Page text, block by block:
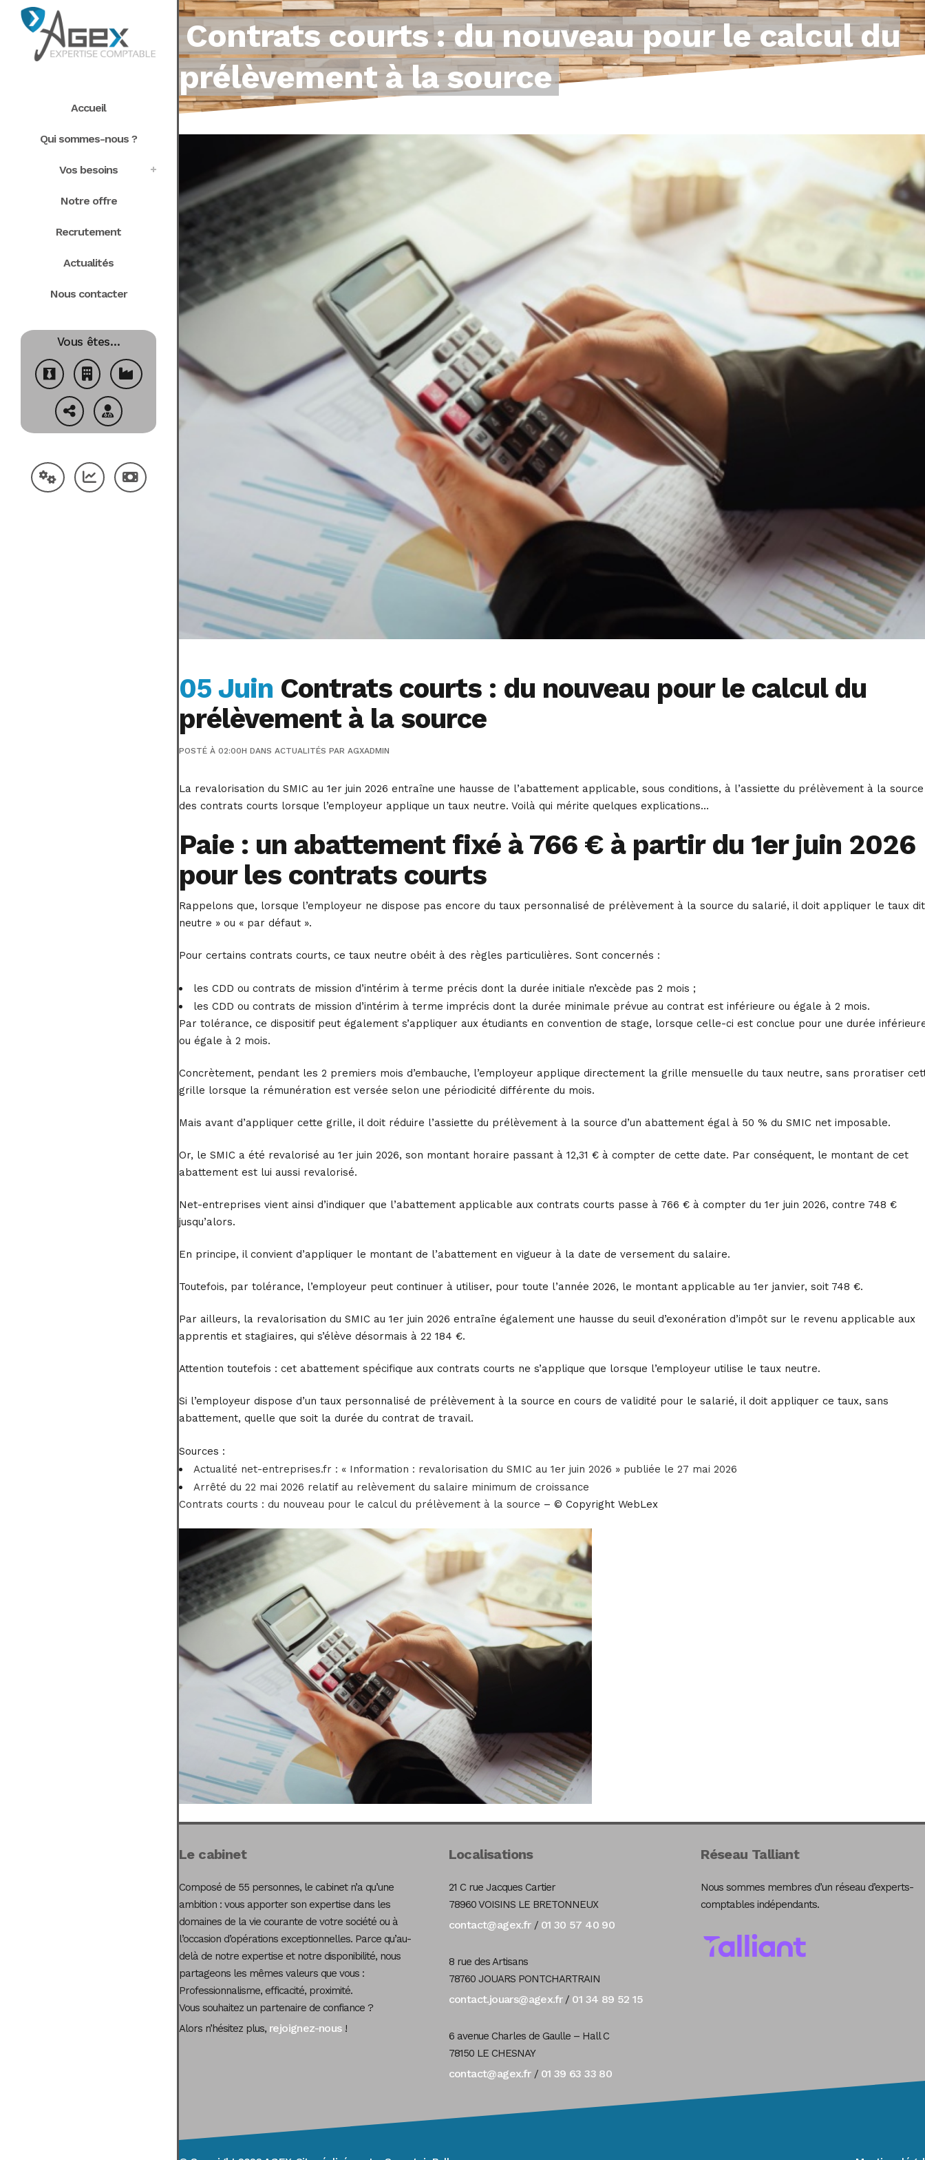
Accueil
Qui sommes-nous ?
Vos besoins
Notre offre
Recrutement
Actualités
Nous contacter
Vous êtes…
Contrats courts : du nouveau pour le calcul du
prélèvement à la source
05 Juin Contrats courts : du nouveau pour le calcul du
prélèvement à la source
POSTÉ À 02:00H DANS ACTUALITÉS PAR AGXADMIN
La revalorisation du SMIC au 1er juin 2026 entraîne une hausse de l’abattement applicable, sous conditions, à l’assiette du prélèvement à la source
des contrats courts lorsque l’employeur applique un taux neutre. Voilà qui mérite quelques explications…
Paie : un abattement fixé à 766 € à partir du 1er juin 2026
pour les contrats courts
Rappelons que, lorsque l’employeur ne dispose pas encore du taux personnalisé de prélèvement à la source du salarié, il doit appliquer le taux
neutre » ou « par défaut ».
Pour certains contrats courts, ce taux neutre obéit à des règles particulières. Sont concernés :
les CDD ou contrats de mission d’intérim à terme précis dont la durée initiale n’excède pas 2 mois ;
les CDD ou contrats de mission d’intérim à terme imprécis dont la durée minimale prévue au contrat est inférieure ou égale à 2 mois.
Par tolérance, ce dispositif peut également s’appliquer aux étudiants en convention de stage, lorsque celle-ci est conclue pour une durée
ou égale à 2 mois.
Concrètement, pendant les 2 premiers mois d’embauche, l’employeur applique directement la grille mensuelle du taux neutre, sans proratiser
grille lorsque la rémunération est versée selon une périodicité différente du mois.
Mais avant d’appliquer cette grille, il doit réduire l’assiette du prélèvement à la source d’un abattement égal à 50 % du SMIC net imposable.
Or, le SMIC a été revalorisé au 1er juin 2026, son montant horaire passant à 12,31 € à compter de cette date. Par conséquent, le montant de cet
abattement est lui aussi revalorisé.
Net-entreprises vient ainsi d’indiquer que l’abattement applicable aux contrats courts passe à 766 € à compter du 1er juin 2026, contre 748 €
jusqu’alors.
En principe, il convient d’appliquer le montant de l’abattement en vigueur à la date de versement du salaire.
Toutefois, par tolérance, l’employeur peut continuer à utiliser, pour toute l’année 2026, le montant applicable au 1er janvier, soit 748 €.
Par ailleurs, la revalorisation du SMIC au 1er juin 2026 entraîne également une hausse du seuil d’exonération d’impôt sur le revenu applicable aux
apprentis et stagiaires, qui s’élève désormais à 22 184 €.
Attention toutefois : cet abattement spécifique aux contrats courts ne s’applique que lorsque l’employeur utilise le taux neutre.
Si l’employeur dispose d’un taux personnalisé de prélèvement à la source en cours de validité pour le salarié, il doit appliquer ce taux, sans
abattement, quelle que soit la durée du contrat de travail.
Sources :
Actualité net-entreprises.fr : « Information : revalorisation du SMIC au 1er juin 2026 » publiée le 27 mai 2026
Arrêté du 22 mai 2026 relatif au relèvement du salaire minimum de croissance
Contrats courts : du nouveau pour le calcul du prélèvement à la source – © Copyright WebLex
Le cabinet
Composé de 55 personnes, le cabinet n’a qu’une
ambition : vous apporter son expertise dans les
domaines de la vie courante de votre société ou à
l’occasion d’opérations exceptionnelles. Parce qu’au-
delà de notre expertise et notre disponibilité, nous
partageons les mêmes valeurs que vous :
Professionnalisme, efficacité, proximité.
Vous souhaitez un partenaire de confiance ?
Alors n’hésitez plus, rejoignez-nous!
Localisations
21 C rue Jacques Cartier
78960 VOISINS LE BRETONNEUX
contact@agex.fr/ 01 30 57 40 90
8 rue des Artisans
78760 JOUARS PONTCHARTRAIN
contact.jouars@agex.fr/ 01 34 89 52 15
6 avenue Charles de Gaulle – Hall C
78150 LE CHESNAY
contact@agex.fr/ 01 39 63 33 80
Réseau Talliant
Nous sommes membres d’un réseau d’experts-
comptables indépendants.